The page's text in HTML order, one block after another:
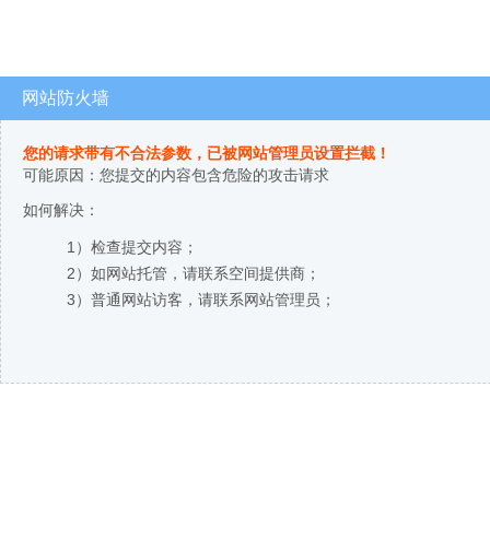
网站防火墙
您的请求带有不合法参数，已被网站管理员设置拦截！
可能原因：您提交的内容包含危险的攻击请求
如何解决：
1）检查提交内容；
2）如网站托管，请联系空间提供商；
3）普通网站访客，请联系网站管理员；